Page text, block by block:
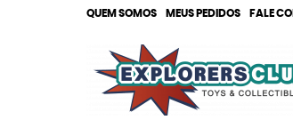
QUEM SOMOS MEUS PEDIDOS FALE